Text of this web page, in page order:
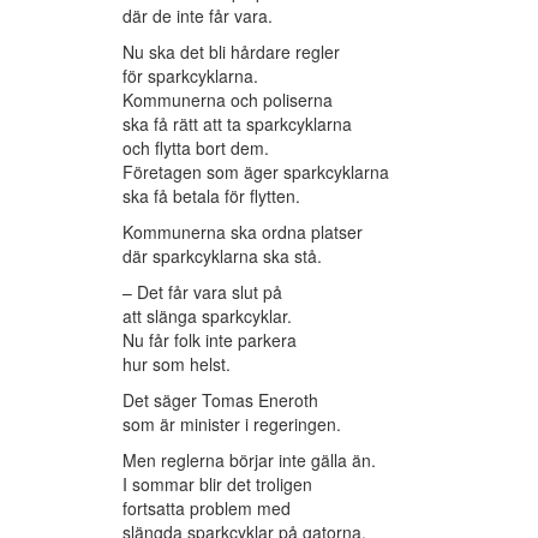
där de inte får vara.
Nu ska det bli hårdare regler
för sparkcyklarna.
Kommunerna och poliserna
ska få rätt att ta sparkcyklarna
och flytta bort dem.
Företagen som äger sparkcyklarna
ska få betala för flytten.
Kommunerna ska ordna platser
där sparkcyklarna ska stå.
– Det får vara slut på
att slänga sparkcyklar.
Nu får folk inte parkera
hur som helst.
Det säger Tomas Eneroth
som är minister i regeringen.
Men reglerna börjar inte gälla än.
I sommar blir det troligen
fortsatta problem med
slängda sparkcyklar på gatorna.